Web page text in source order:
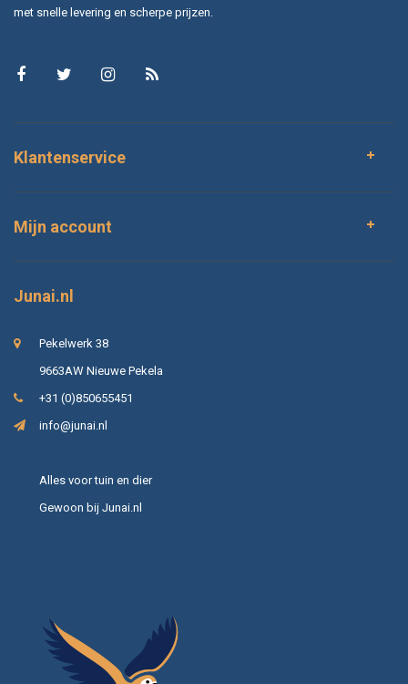
met snelle levering en scherpe prijzen.
Klantenservice
Mijn account
Junai.nl
Pekelwerk 38
9663AW Nieuwe Pekela
+31 (0)850655451
info@junai.nl
Alles voor tuin en dier
Gewoon bij Junai.nl